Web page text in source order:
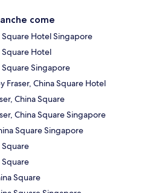
come
Square Hotel Singapore
Square Hotel
Square Singapore
Fraser, China Square Hotel
China Square
China Square Singapore
Square Singapore
Square
Square
Square